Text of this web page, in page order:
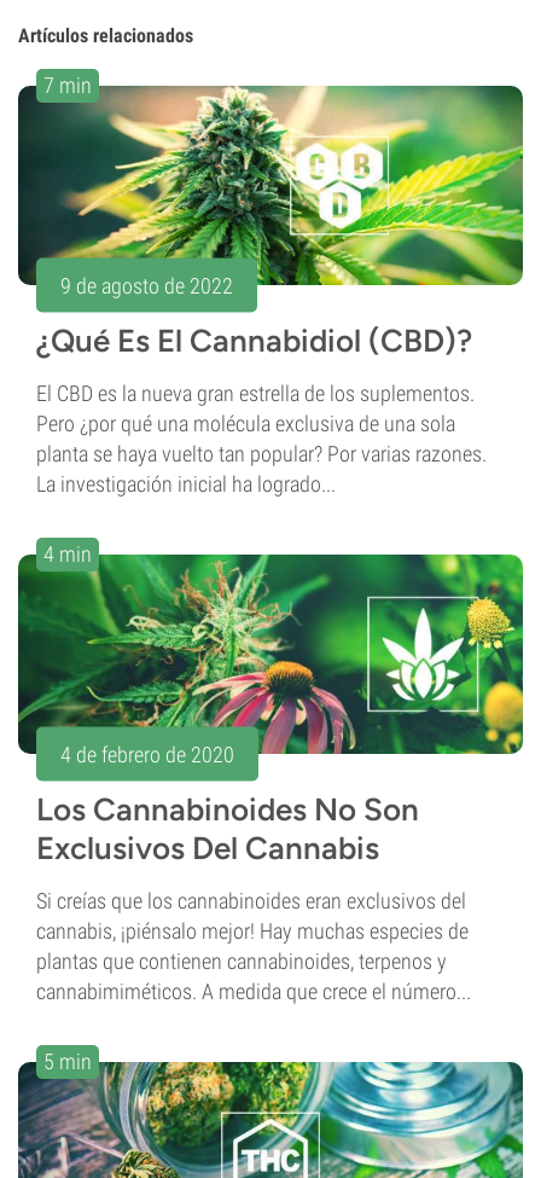
Artículos relacionados
7 min
9 de agosto de 2022
¿Qué Es El Cannabidiol (CBD)?
El CBD es la nueva gran estrella de los suplementos.
Pero ¿por qué una molécula exclusiva de una sola
planta se haya vuelto tan popular? Por varias razones.
La investigación inicial ha logrado...
4 min
4 de febrero de 2020
Los Cannabinoides No Son
Exclusivos Del Cannabis
Si creías que los cannabinoides eran exclusivos del
cannabis, ¡piénsalo mejor! Hay muchas especies de
plantas que contienen cannabinoides, terpenos y
cannabimiméticos. A medida que crece el número...
5 min